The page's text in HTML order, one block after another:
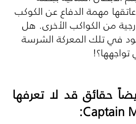
مهمة الدفاع عن الكوكب
من الكواكب الأخرى. هل
في تلك المعركة الشرسة
حقائق قد لا تعرفها
Captain
: